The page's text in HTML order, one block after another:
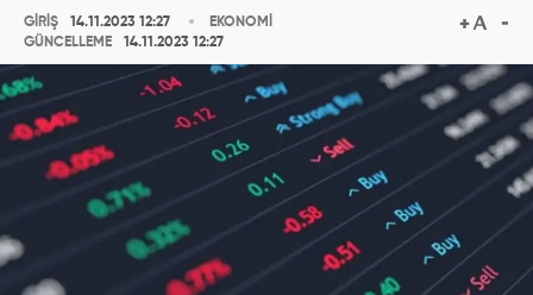
GİRİŞ
14.11.2023 12:27
GÜNCELLEME
14.11.2023 12:27
EKONOMİ